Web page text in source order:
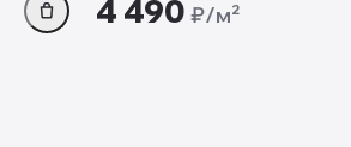
4 490 ₽/м²